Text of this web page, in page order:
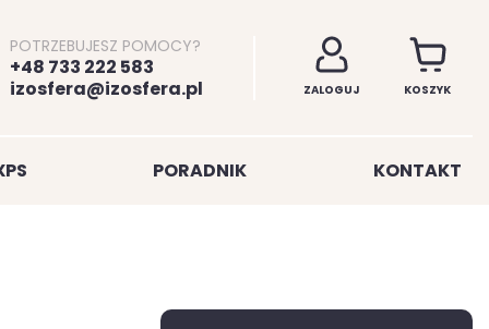
POTRZEBUJESZ POMOCY?
+48 733 222 583
izosfera@izosfera.pl
ZALOGUJ KOSZYK
PORADNIK KONTAKT